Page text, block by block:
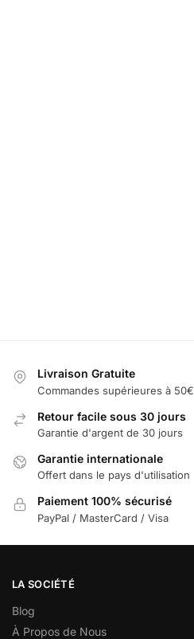
Livraison Gratuite
Commandes supérieures à 50€
Retour facile sous 30 jours
Garantie d'argent de 30 jours
Garantie internationale
Offert dans le pays d'utilisation
Paiement 100% sécurisé
PayPal / MasterCard / Visa
LA SOCIÉTÉ
Blog
À Propos de Nous